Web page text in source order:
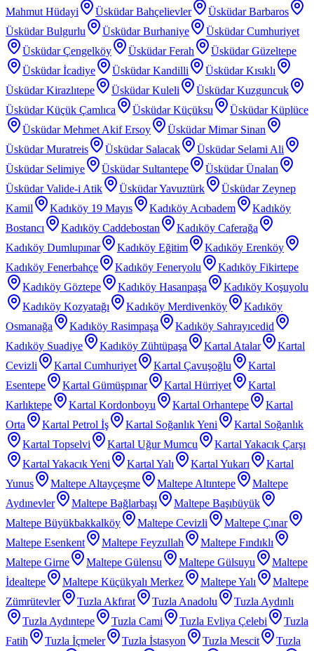
Mahmut Hüdayi Üsküdar Bahçelievler
Üsküdar Barbaros
Üsküdar Bulgurlu
Üsküdar Burhaniye
Üsküdar Cumhuriyet
Üsküdar Çengelköy
Üsküdar Ferah
Üsküdar Güzeltepe
Üsküdar İcadiye
Üsküdar Kandilli
Üsküdar Kısıklı
Üsküdar Kirazlıtepe
Üsküdar Kuleli
Üsküdar Kuzguncuk
Üsküdar Küçük Çamlıca
Üsküdar Küçüksu
Üsküdar Küplüce
Üsküdar Mehmet Akif Ersoy
Üsküdar Mimar Sinan
Üsküdar Muratreis
Üsküdar Salacak
Üsküdar Selami Ali
Üsküdar Selimiye
Üsküdar Sultantepe
Üsküdar Ünalan
Üsküdar Valide-i Atik
Üsküdar Yavuztürk
Üsküdar Zeynep
Kamil
Kadıköy 19 Mayıs Kadıköy Acıbadem
Kadıköy
Bostancı
Kadıköy Caddebostan
Kadıköy Caferağa
Kadıköy Dumlupınar
Kadıköy Eğitim
Kadıköy Erenköy
Kadıköy Fenerbahçe
Kadıköy Feneryolu
Kadıköy Fikirtepe
Kadıköy Göztepe
Kadıköy Hasanpaşa
Kadıköy Koşuyolu
Kadıköy Kozyatağı
Kadıköy Merdivenköy
Kadıköy
Osmanağa
Kadıköy Rasimpaşa
Kadıköy Sahrayıcedid
Kadıköy Suadiye
Kadıköy Zühtüpaşa Kartal Atalar
Kartal
Cevizli
Kartal Cumhuriyet Kartal Çavuşoğlu
Kartal
Esentepe
Kartal Gümüşpınar Kartal Hürriyet
Kartal
Karlıktepe
Kartal Kordonboyu Kartal Orhantepe
Kartal
Orta
Kartal Petrol İş Kartal Soğanlık Yeni
Kartal Soğanlık
Kartal Topselvi
Kartal Uğur Mumcu
Kartal Yakacık Çarşı
Kartal Yakacık Yeni
Kartal Yalı Kartal Yukarı
Kartal
Yunus
Maltepe Altayçeşme Maltepe Altıntepe
Maltepe
Aydınevler
Maltepe Bağlarbaşı
Maltepe Başıbüyük
Maltepe Büyükbakkalköy
Maltepe Cevizli
Maltepe Çınar
Maltepe Esenkent
Maltepe Feyzullah
Maltepe Fındıklı
Maltepe Girne
Maltepe Gülensu Maltepe Gülsuyu
Maltepe
İdealtepe
Maltepe Küçükyalı Merkez Maltepe Yalı
Maltepe
Zümrütevler
Tuzla Akfırat Tuzla Anadolu
Tuzla Aydınlı
Tuzla Aydıntepe
Tuzla Cami Tuzla Evliya Çelebi
Tuzla
Fatih
Tuzla İçmeler Tuzla İstasyon Tuzla Mescit
Tuzla